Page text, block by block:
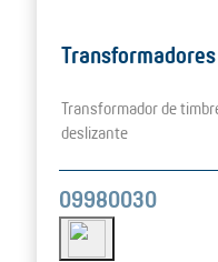
Transformador de
deslizante
09980030